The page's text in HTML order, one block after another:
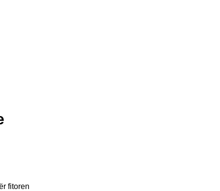
fitoren